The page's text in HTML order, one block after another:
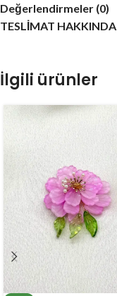
Değerlendirmeler (0)
TESLİMAT HAKKINDA
İlgili ürünler